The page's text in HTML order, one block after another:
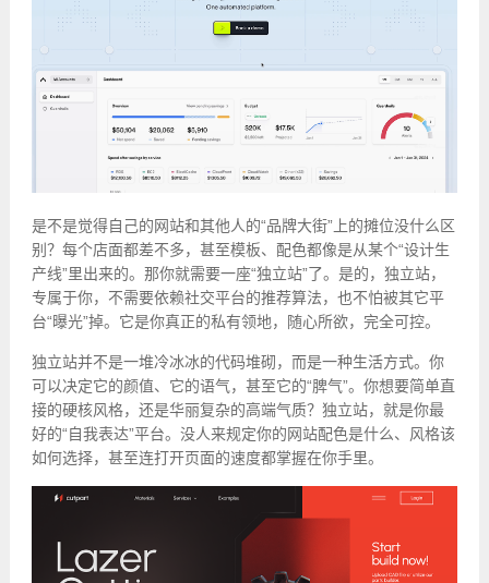
是不是觉得自己的网站和其他人的“品牌大街”上的摊位没什么区
别？每个店面都差不多，甚至模板、配色都像是从某个“设计生
产线”里出来的。那你就需要一座“独立站”了。是的，独立站，
专属于你，不需要依赖社交平台的推荐算法，也不怕被其它平
台“曝光”掉。它是你真正的私有领地，随心所欲，完全可控。
独立站并不是一堆冷冰冰的代码堆砌，而是一种生活方式。你
可以决定它的颜值、它的语气，甚至它的“脾气”。你想要简单直
接的硬核风格，还是华丽复杂的高端气质？独立站，就是你最
好的“自我表达”平台。没人来规定你的网站配色是什么、风格该
如何选择，甚至连打开页面的速度都掌握在你手里。